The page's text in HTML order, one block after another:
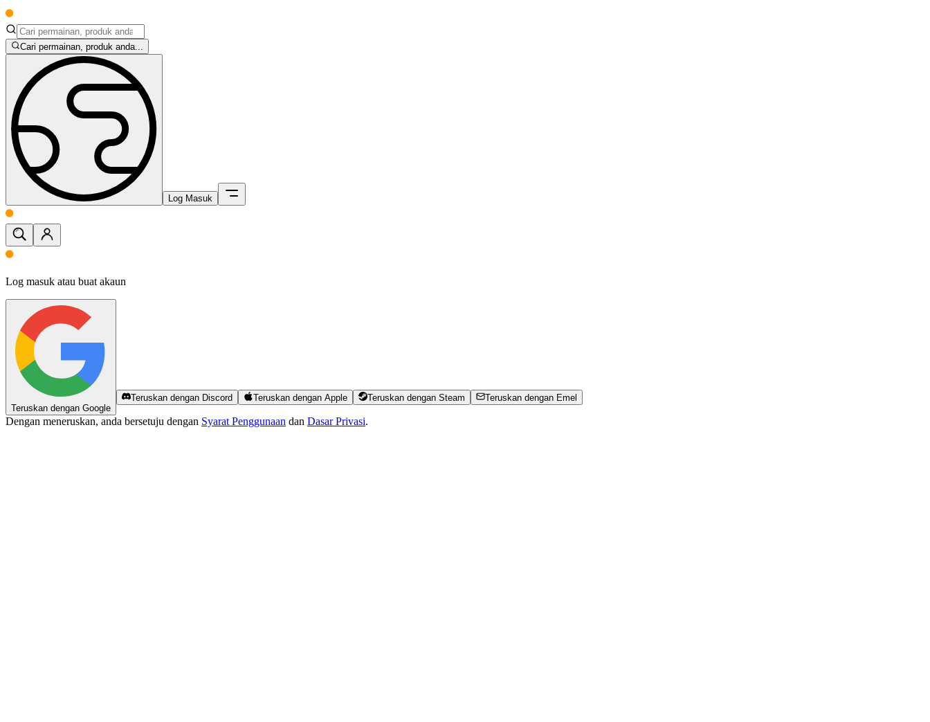
Cari permainan, produk anda...
Log Masuk
Log masuk atau buat akaun
Teruskan dengan Google
Teruskan dengan Discord Teruskan dengan Apple Teruskan dengan Steam Teruskan dengan Emel
Dengan meneruskan, anda bersetuju dengan Syarat Penggunaan dan Dasar Privasi.